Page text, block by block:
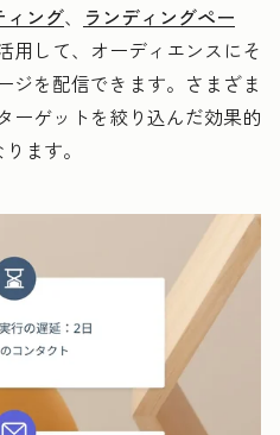
ィング、 ランディングペー
用して、オーディエンスにそ
ジを配信できます。さまざま
ーゲットを絞り込んだ効果的
ます。